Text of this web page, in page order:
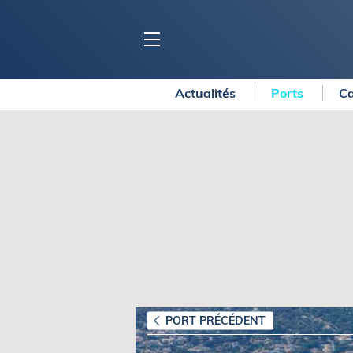
Voiliers
Bateaux à moteur
Actualités Ports
PORT PRÉCÉDENT